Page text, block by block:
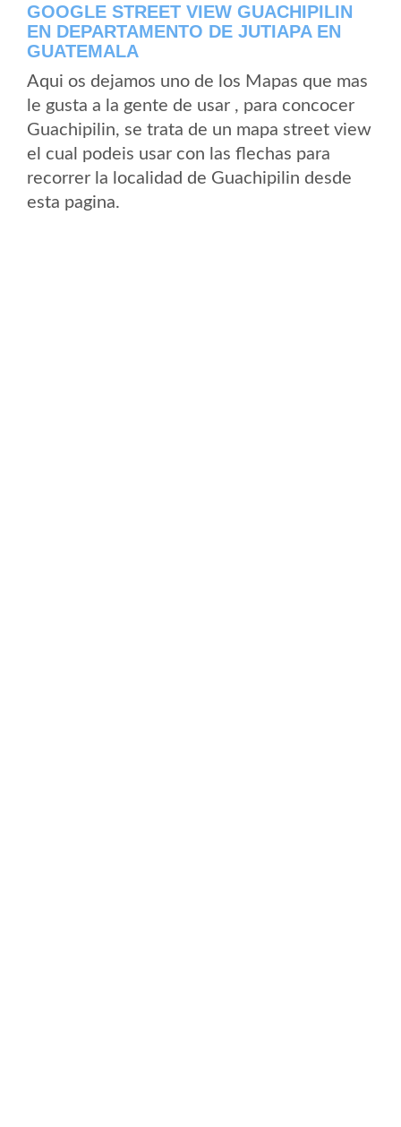
GOOGLE STREET VIEW GUACHIPILIN
EN DEPARTAMENTO DE JUTIAPA EN
GUATEMALA
Aqui os dejamos uno de los Mapas que mas
le gusta a la gente de usar , para concocer
Guachipilin, se trata de un mapa street view
el cual podeis usar con las flechas para
recorrer la localidad de Guachipilin desde
esta pagina.